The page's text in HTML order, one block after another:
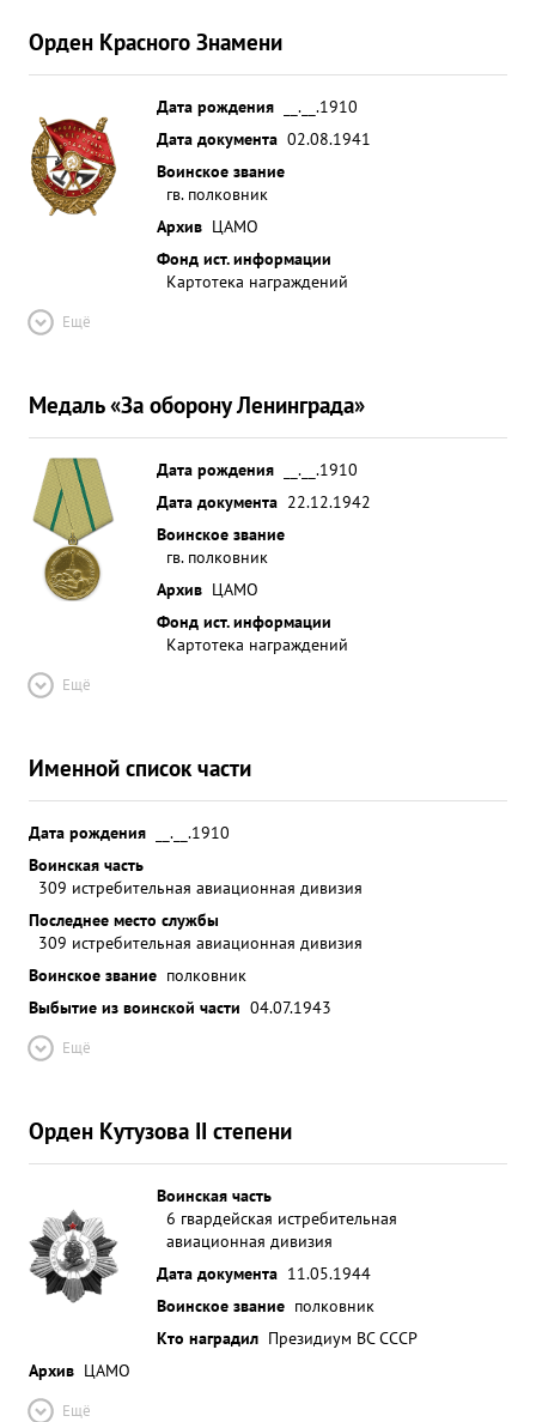
Орден Красного Знамени
Дата рождения
__.__.1910
Дата документа 02.08.1941
Воинское звание
гв. полковник
Архив ЦАМО
Фонд ист. информации
Картотека награждений
Ещё
Медаль «За оборону Ленинграда»
Дата рождения
__.__.1910
Дата документа 22.12.1942
Воинское звание
гв. полковник
Архив ЦАМО
Фонд ист. информации
Картотека награждений
Ещё
Именной список части
Дата рождения
__.__.1910
Воинская часть
309 истребительная авиационная дивизия
Последнее место службы
309 истребительная авиационная дивизия
Воинское звание полковник
Выбытие из воинской части 04.07.1943
Ещё
Орден Кутузова II степени
Воинская часть
6 гвардейская истребительная
авиационная дивизия
Дата документа 11.05.1944
Воинское звание полковник
Кто наградил Президиум ВС СССР
Архив ЦАМО
Ещё